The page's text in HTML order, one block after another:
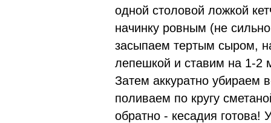
одной столовой ложкой
начинку ровным (не
засыпаем тертым сыром,
лепешкой и ставим на 1-2
Затем аккуратно убираем
поливаем по кругу
обратно - кесадия готова!